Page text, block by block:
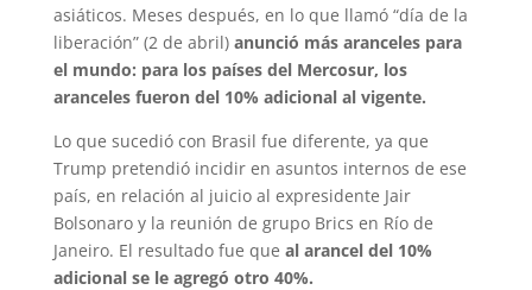
asiáticos. Meses después, en lo que llamó “día de la
liberación” (2 de abril) anunció más aranceles para
el mundo: para los países del Mercosur, los
aranceles fueron del 10% adicional al vigente.
Lo que sucedió con Brasil fue diferente, ya que
Trump pretendió incidir en asuntos internos de ese
país, en relación al juicio al expresidente Jair
Bolsonaro y la reunión de grupo Brics en Río de
Janeiro. El resultado fue que al arancel del 10%
adicional se le agregó otro 40%.